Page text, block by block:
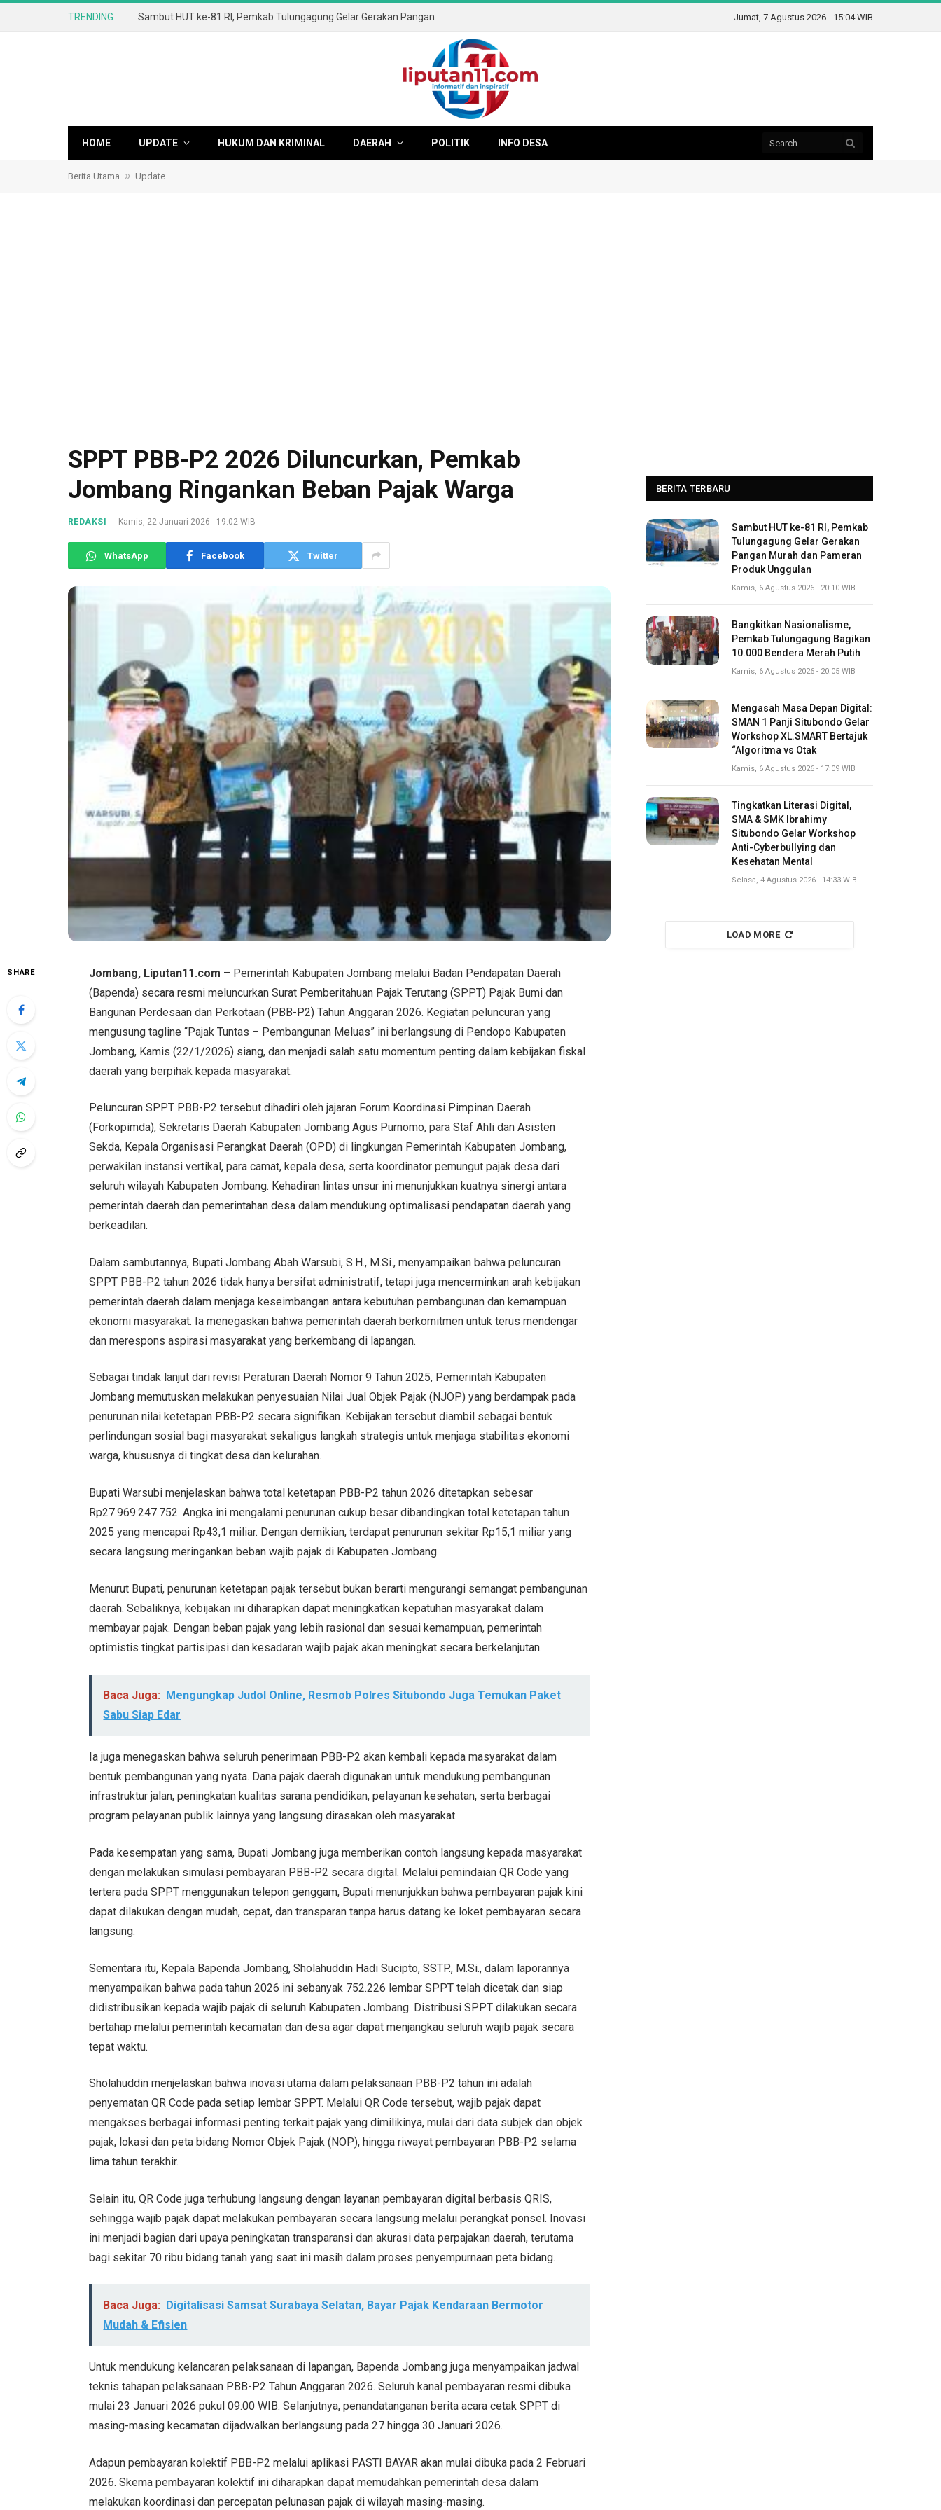
TRENDING Jumat, 7 Agustus 2026 - 15:04 WIB
HOME UPDATE HUKUM DAN KRIMINAL DAERAH POLITIK INFO DESA
Berita Utama » Update
SPPT PBB-P2 2026 Diluncurkan, Pemkab
Jombang Ringankan Beban Pajak Warga
REDAKSI Kamis, 22 Januari 2026 - 19:02 WIB
WhatsApp Facebook Twitter
SHARE Jombang, Liputan11.com – Pemerintah Kabupaten Jombang melalui Badan Pendapatan Daerah
(Bapenda) secara resmi meluncurkan Surat Pemberitahuan Pajak Terutang (SPPT) Pajak Bumi dan
Bangunan Perdesaan dan Perkotaan (PBB-P2) Tahun Anggaran 2026. Kegiatan peluncuran yang
mengusung tagline “Pajak Tuntas – Pembangunan Meluas” ini berlangsung di Pendopo Kabupaten
Jombang, Kamis (22/1/2026) siang, dan menjadi salah satu momentum penting dalam kebijakan fiskal
daerah yang berpihak kepada masyarakat.
Peluncuran SPPT PBB-P2 tersebut dihadiri oleh jajaran Forum Koordinasi Pimpinan Daerah
(Forkopimda), Sekretaris Daerah Kabupaten Jombang Agus Purnomo, para Staf Ahli dan Asisten
Sekda, Kepala Organisasi Perangkat Daerah (OPD) di lingkungan Pemerintah Kabupaten Jombang,
perwakilan instansi vertikal, para camat, kepala desa, serta koordinator pemungut pajak desa dari
seluruh wilayah Kabupaten Jombang. Kehadiran lintas unsur ini menunjukkan kuatnya sinergi antara
pemerintah daerah dan pemerintahan desa dalam mendukung optimalisasi pendapatan daerah yang
berkeadilan.
Dalam sambutannya, Bupati Jombang Abah Warsubi, S.H., M.Si., menyampaikan bahwa peluncuran
SPPT PBB-P2 tahun 2026 tidak hanya bersifat administratif, tetapi juga mencerminkan arah kebijakan
pemerintah daerah dalam menjaga keseimbangan antara kebutuhan pembangunan dan kemampuan
ekonomi masyarakat. Ia menegaskan bahwa pemerintah daerah berkomitmen untuk terus mendengar
dan merespons aspirasi masyarakat yang berkembang di lapangan.
Sebagai tindak lanjut dari revisi Peraturan Daerah Nomor 9 Tahun 2025, Pemerintah Kabupaten
Jombang memutuskan melakukan penyesuaian Nilai Jual Objek Pajak (NJOP) yang berdampak pada
penurunan nilai ketetapan PBB-P2 secara signifikan. Kebijakan tersebut diambil sebagai bentuk
perlindungan sosial bagi masyarakat sekaligus langkah strategis untuk menjaga stabilitas ekonomi
warga, khususnya di tingkat desa dan kelurahan.
Bupati Warsubi menjelaskan bahwa total ketetapan PBB-P2 tahun 2026 ditetapkan sebesar
Rp27.969.247.752. Angka ini mengalami penurunan cukup besar dibandingkan total ketetapan tahun
2025 yang mencapai Rp43,1 miliar. Dengan demikian, terdapat penurunan sekitar Rp15,1 miliar yang
secara langsung meringankan beban wajib pajak di Kabupaten Jombang.
Menurut Bupati, penurunan ketetapan pajak tersebut bukan berarti mengurangi semangat pembangunan
daerah. Sebaliknya, kebijakan ini diharapkan dapat meningkatkan kepatuhan masyarakat dalam
membayar pajak. Dengan beban pajak yang lebih rasional dan sesuai kemampuan, pemerintah
optimistis tingkat partisipasi dan kesadaran wajib pajak akan meningkat secara berkelanjutan.
Baca Juga:
Mengungkap Judol Online, Resmob Polres Situbondo Juga Temukan Paket
Sabu Siap Edar
Ia juga menegaskan bahwa seluruh penerimaan PBB-P2 akan kembali kepada masyarakat dalam
bentuk pembangunan yang nyata. Dana pajak daerah digunakan untuk mendukung pembangunan
infrastruktur jalan, peningkatan kualitas sarana pendidikan, pelayanan kesehatan, serta berbagai
program pelayanan publik lainnya yang langsung dirasakan oleh masyarakat.
Pada kesempatan yang sama, Bupati Jombang juga memberikan contoh langsung kepada masyarakat
dengan melakukan simulasi pembayaran PBB-P2 secara digital. Melalui pemindaian QR Code yang
tertera pada SPPT menggunakan telepon genggam, Bupati menunjukkan bahwa pembayaran pajak kini
dapat dilakukan dengan mudah, cepat, dan transparan tanpa harus datang ke loket pembayaran secara
langsung.
Sementara itu, Kepala Bapenda Jombang, Sholahuddin Hadi Sucipto, SSTP., M.Si., dalam laporannya
menyampaikan bahwa pada tahun 2026 ini sebanyak 752.226 lembar SPPT telah dicetak dan siap
didistribusikan kepada wajib pajak di seluruh Kabupaten Jombang. Distribusi SPPT dilakukan secara
bertahap melalui pemerintah kecamatan dan desa agar dapat menjangkau seluruh wajib pajak secara
tepat waktu.
Sholahuddin menjelaskan bahwa inovasi utama dalam pelaksanaan PBB-P2 tahun ini adalah
penyematan QR Code pada setiap lembar SPPT. Melalui QR Code tersebut, wajib pajak dapat
mengakses berbagai informasi penting terkait pajak yang dimilikinya, mulai dari data subjek dan objek
pajak, lokasi dan peta bidang Nomor Objek Pajak (NOP), hingga riwayat pembayaran PBB-P2 selama
lima tahun terakhir.
Selain itu, QR Code juga terhubung langsung dengan layanan pembayaran digital berbasis QRIS,
sehingga wajib pajak dapat melakukan pembayaran secara langsung melalui perangkat ponsel. Inovasi
ini menjadi bagian dari upaya peningkatan transparansi dan akurasi data perpajakan daerah, terutama
bagi sekitar 70 ribu bidang tanah yang saat ini masih dalam proses penyempurnaan peta bidang.
Baca Juga:
Digitalisasi Samsat Surabaya Selatan, Bayar Pajak Kendaraan Bermotor
Mudah & Efisien
Untuk mendukung kelancaran pelaksanaan di lapangan, Bapenda Jombang juga menyampaikan jadwal
teknis tahapan pelaksanaan PBB-P2 Tahun Anggaran 2026. Seluruh kanal pembayaran resmi dibuka
mulai 23 Januari 2026 pukul 09.00 WIB. Selanjutnya, penandatanganan berita acara cetak SPPT di
masing-masing kecamatan dijadwalkan berlangsung pada 27 hingga 30 Januari 2026.
Adapun pembayaran kolektif PBB-P2 melalui aplikasi PASTI BAYAR akan mulai dibuka pada 2 Februari
2026. Skema pembayaran kolektif ini diharapkan dapat memudahkan pemerintah desa dalam
melakukan koordinasi dan percepatan pelunasan pajak di wilayah masing-masing.
BERITA TERBARU
Sambut HUT ke-81 RI, Pemkab
Tulungagung Gelar Gerakan
Pangan Murah dan Pameran
Produk Unggulan
Kamis, 6 Agustus 2026 - 20:10 WIB
Bangkitkan Nasionalisme,
Pemkab Tulungagung Bagikan
10.000 Bendera Merah Putih
Kamis, 6 Agustus 2026 - 20:05 WIB
Mengasah Masa Depan Digital:
SMAN 1 Panji Situbondo Gelar
Workshop XL.SMART Bertajuk
“Algoritma vs Otak
Kamis, 6 Agustus 2026 - 17:09 WIB
Tingkatkan Literasi Digital,
SMA & SMK Ibrahimy
Situbondo Gelar Workshop
Anti-Cyberbullying dan
Kesehatan Mental
Selasa, 4 Agustus 2026 - 14:33 WIB
LOAD MORE